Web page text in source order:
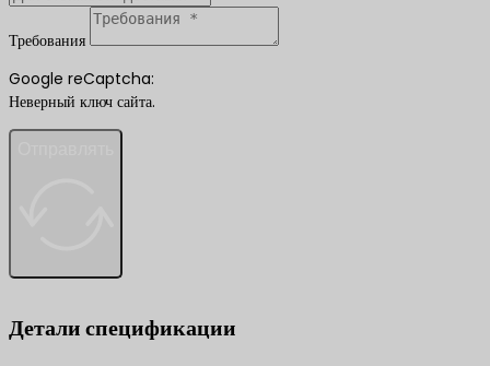
Требования
Google reCaptcha:
Неверный ключ сайта.
Детали спецификации